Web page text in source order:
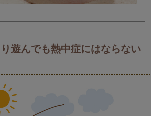
遊んでも熱中症にはならない